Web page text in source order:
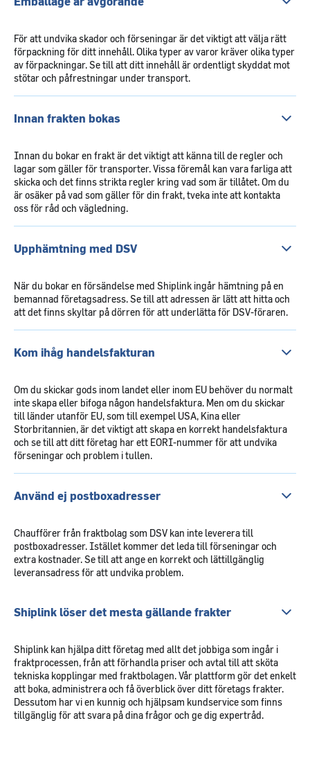
För att undvika skador och förseningar är det viktigt att välja rätt
förpackning för ditt innehåll. Olika typer av varor kräver olika typer
av förpackningar. Se till att ditt innehåll är ordentligt skyddat mot
stötar och påfrestningar under transport.
Innan frakten bokas
Innan du bokar en frakt är det viktigt att känna till de regler och
lagar som gäller för transporter. Vissa föremål kan vara farliga att
skicka och det finns strikta regler kring vad som är tillåtet. Om du
är osäker på vad som gäller för din frakt, tveka inte att kontakta
oss för råd och vägledning.
Upphämtning med DSV
När du bokar en försändelse med Shiplink ingår hämtning på en
bemannad företagsadress. Se till att adressen är lätt att hitta och
att det finns skyltar på dörren för att underlätta för DSV-föraren.
Kom ihåg handelsfakturan
Om du skickar gods inom landet eller inom EU behöver du normalt
inte skapa eller bifoga någon handelsfaktura. Men om du skickar
till länder utanför EU, som till exempel USA, Kina eller
Storbritannien, är det viktigt att skapa en korrekt handelsfaktura
och se till att ditt företag har ett EORI-nummer för att undvika
förseningar och problem i tullen.
Använd ej postboxadresser
Chaufförer från fraktbolag som DSV kan inte leverera till
postboxadresser. Istället kommer det leda till förseningar och
extra kostnader. Se till att ange en korrekt och lättillgänglig
leveransadress för att undvika problem.
Shiplink löser det mesta gällande frakter
Shiplink kan hjälpa ditt företag med allt det jobbiga som ingår i
fraktprocessen, från att förhandla priser och avtal till att sköta
tekniska kopplingar med fraktbolagen. Vår plattform gör det enkelt
att boka, administrera och få överblick över ditt företags frakter.
Dessutom har vi en kunnig och hjälpsam kundservice som finns
tillgänglig för att svara på dina frågor och ge dig expertråd.